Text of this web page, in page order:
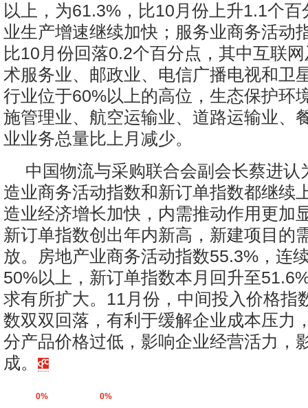
以上，为61.3%，比10月份上升1.1个
业生产增速继续加快；服务业商务活动
比10月份回落0.2个百分点，其中互联
术服务业、邮政业、电信广播电视和卫
行业位于60%以上的高位，生态保护环
施管理业、航空运输业、道路运输业、
业业务总量比上月减少。
中国物流与采购联合会副会长蔡进认
造业商务活动指数和新订单指数都继续
造业经济增长加快，内需推动作用更加
新订单指数创出年内新高，新建项目的
放。房地产业商务活动指数55.3%，连
50%以上，新订单指数本月回升至
求有所扩大。11月份，中间投入价格指
数双双回落，有利于缓解企业成本压力
分产品价格过低，影响企业经营活力，
成。
0% 0%